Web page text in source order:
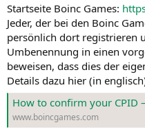
Startseite Boinc Games:
Jeder, der bei den Boinc
persönlich dort registrieren
Umbenennung in einen
beweisen, dass dies der
Details dazu hier (in
How to confirm your CPID
www.boincgames.com